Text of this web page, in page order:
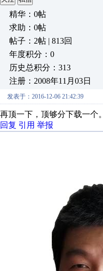
精华：0帖
求助：0帖
帖子：2帖 | 813回
年度积分：0
历史总积分：313
注册：2008年11月03日
发表于：2016-12-06 21:42:39
再顶一下，顶够分下载一个。
回复 引用 举报